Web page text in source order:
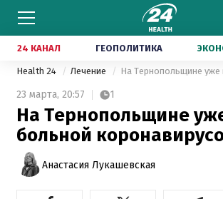
24 КАНАЛ ГЕОПОЛИТИКА
Health 24 Лечение
23 марта, 20:57 1
На Тернопольщине
больной
Анастасия Лукашевская